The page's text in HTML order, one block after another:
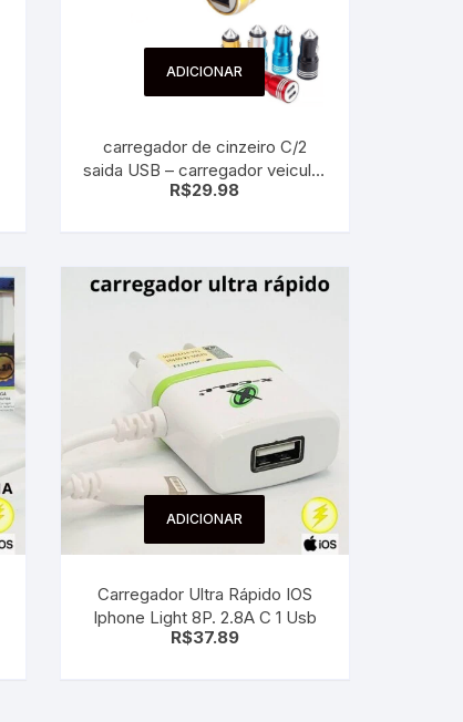
ADICIONAR
carregador de cinzeiro C/2
saida USB – carregador veicular
em Alúminio
R$29.98
ADICIONAR
Carregador Ultra Rápido IOS
Iphone Light 8P. 2.8A C 1 Usb
R$37.89